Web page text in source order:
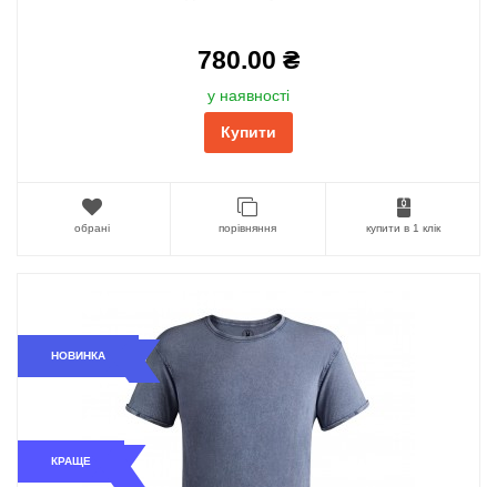
780.00 ₴
у наявності
Купити
обрані порівняння купити в 1 клік
НОВИНКА
КРАЩЕ